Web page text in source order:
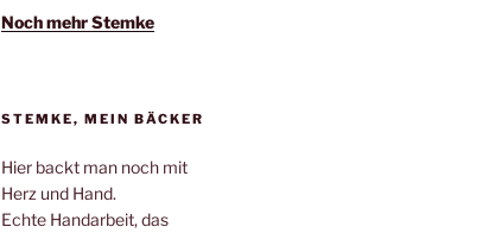
Noch mehr Stemke
STEMKE, MEIN BÄCKER
Hier backt man noch mit
Herz und Hand.
Echte Handarbeit, das